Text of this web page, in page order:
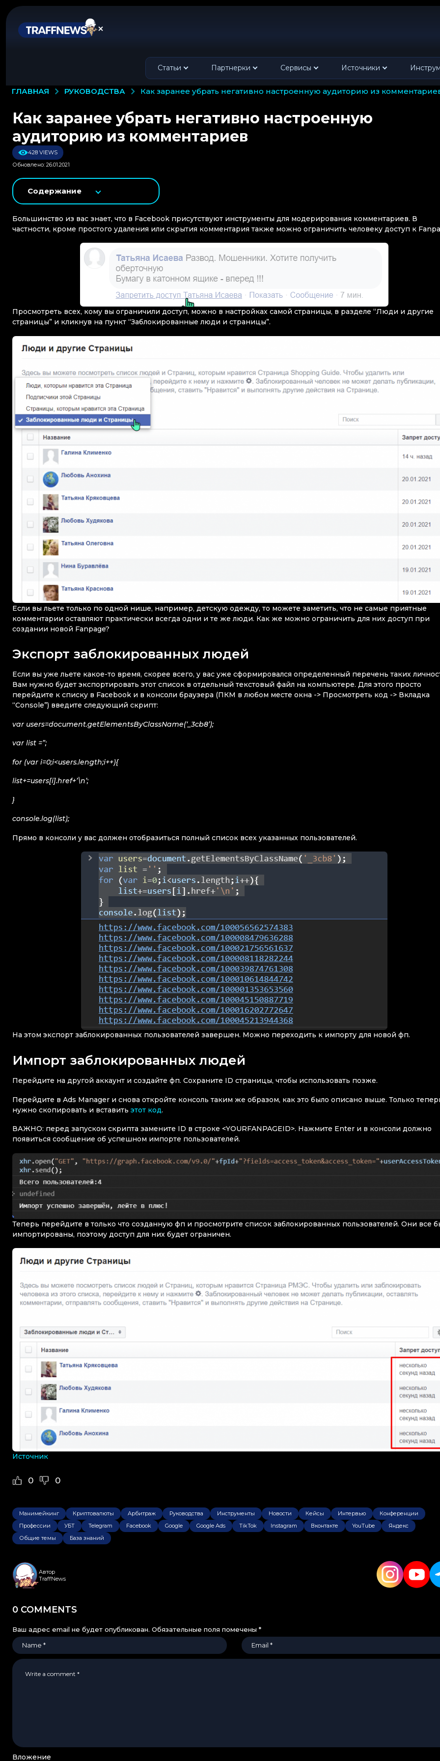
Статьи Партнерки Сервисы Источники
ГЛАВНАЯ РУКОВОДСТВА как заранее убрать негативно настроенную аудиторию из
Как заранее убрать негативно настроенную
аудиторию из комментариев
428 VIEWS
Обновлено: 26.01.2021
Содержание
Большинство из вас знает, что в Facebook присутствуют инструменты для модерирования комментариев. В
частности, кроме простого удаления или скрытия комментария также можно ограничить человеку доступ к
Просмотреть всех, кому вы ограничили доступ, можно в настройках самой страницы, в разделе “Люди и другие
страницы” и кликнув на пункт “Заблокированные люди и страницы”.
Если вы льете только по одной нише, например, детскую одежду, то можете заметить, что не самые приятные
комментарии оставляют практически всегда одни и те же люди. Как же можно ограничить для них доступ при
создании новой Fanpage?
Экспорт заблокированных людей
Если вы уже льете какое-то время, скорее всего, у вас уже сформировался определенный перечень таких
Вам нужно будет экспортировать этот список в отдельный текстовый файл на компьютере. Для этого просто
перейдите к списку в Facebook и в консоли браузера (ПКМ в любом месте окна -> Просмотреть код -> Вкладка
“Console”) введите следующий скрипт:
var users=document.getElementsByClassName(‘_3cb8’);
var list =”;
for (var i=0;i<users.length;i++){
list+=users[i].href+’\n’;
}
console.log(list);
Прямо в консоли у вас должен отобразиться полный список всех указанных пользователей.
На этом экспорт заблокированных пользователей завершен. Можно переходить к импорту для новой фп.
Импорт заблокированных людей
Перейдите на другой аккаунт и создайте фп. Сохраните ID страницы, чтобы использовать позже.
Перейдите в Ads Manager и снова откройте консоль таким же образом, как это было описано выше. Только
нужно скопировать и вставить этот код.
ВАЖНО: перед запуском скрипта замените ID в строке <YOURFANPAGEID>. Нажмите Enter и в консоли должно
появиться сообщение об успешном импорте пользователей.
Теперь перейдите в только что созданную фп и просмотрите список заблокированных пользователей. Они все
импортированы, поэтому доступ для них будет ограничен.
Источник
0 0
Манимейкинг Криптовалюты Арбитраж Руководства Инструменты Новости Кейсы Интервью
Конференции
Профессии
УБТ Telegram Facebook Google Google Ads TikTok Instagram Вконтакте YouTube
Яндекс
Общие темы
База знаний
Автор
TraffNews
0 COMMENTS
Ваш адрес email не будет опубликован. Обязательные поля помечены *
Вложение